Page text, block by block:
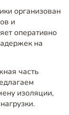
организован
и
оперативно
на
часть
изоляции,